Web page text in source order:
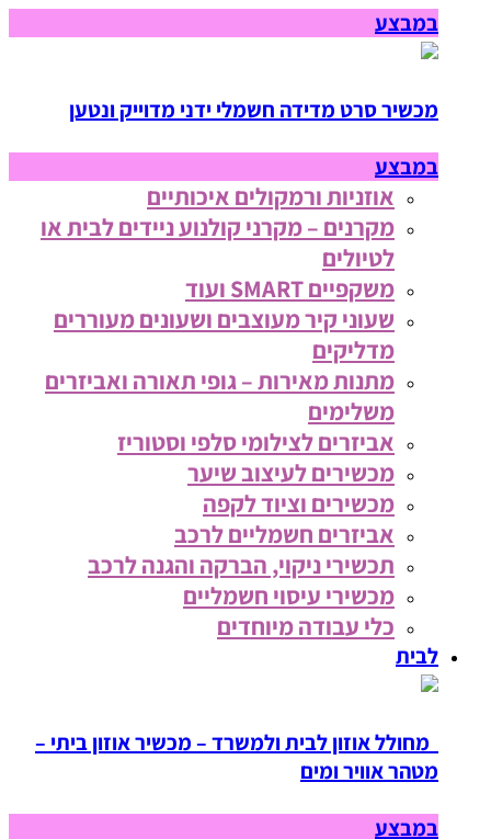
במבצע
מכשיר סרט מדידה חשמלי ידני מדוייק ונטען
במבצע
אוזניות ורמקולים איכותיים
מקרנים – מקרני קולנוע ניידים לבית או
לטיולים
משקפיים SMART ועוד
שעוני קיר מעוצבים ושעונים מעוררים
מדליקים
מתנות מאירות – גופי תאורה ואביזרים
משלימים
אביזרים לצילומי סלפי וסטוריז
מכשירים לעיצוב שיער
מכשירים וציוד לקפה
אביזרים חשמליים לרכב
תכשירי ניקוי, הברקה והגנה לרכב
מכשירי עיסוי חשמליים
כלי עבודה מיוחדים
לבית
מחולל אוזון לבית ולמשרד – מכשיר אוזון ביתי –
מטהר אוויר ומים
במבצע